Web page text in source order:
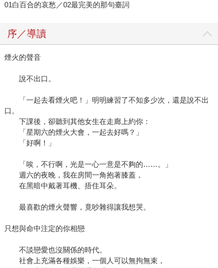
01白百合的哀愁／02最完美的那句臺詞
序／導讀
煙火的聲音
說不出口。
「一起去看煙火吧！」明明練習了不知多少次，還是說不出
口。
下課後，卻聽到其他女生在走廊上約你：
「星期六的煙火大會，一起去好嗎？」
「好啊！」
「唉，不行啊，光是一心一意是不夠的……。」
週六的夜晚，我在房間一角抱著膝蓋，
在黑暗中戴著耳機、捂住耳朵。
最喜歡的煙火聲響，竟吵雜得讓我想哭。
只想與命中注定的你相戀
不談戀愛也沒關係的時代。
社會上充滿各種娛樂，一個人可以無拘無束，